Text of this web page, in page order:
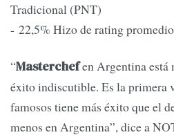
Tradicional (PNT)
- 22,5% Hizo de rating
“Masterchefen Argentina está
éxito indiscutible. Es la primera
famosos tiene más éxito que el
menos en Argentina”, dice a